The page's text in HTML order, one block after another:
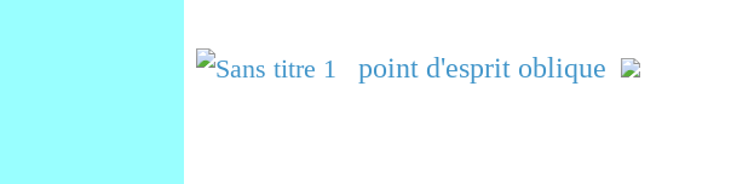
point d'esprit oblique